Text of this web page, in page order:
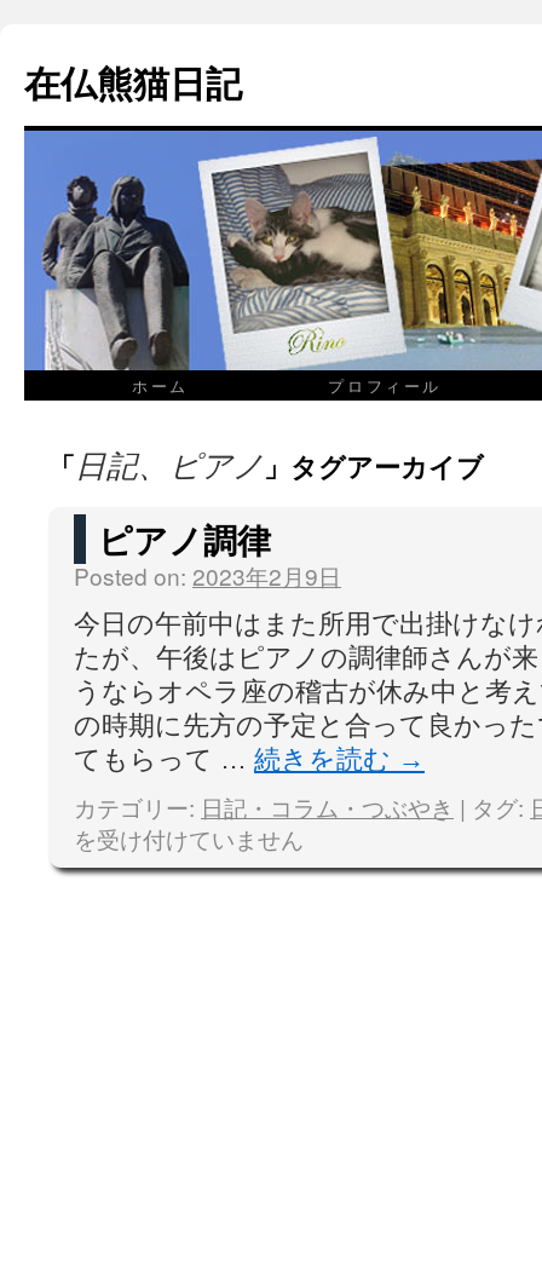
在仏熊猫日記
ホーム プロフィール
「日記、ピアノ 」タグアーカイブ
ピアノ調律
Posted on: 2023年2月9日
今日の午前中はまた所用で出掛けな
たが、午後はピアノの調律師さんが
うならオペラ座の稽古が休み中と考
の時期に先方の予定と合って良かっ
てもらって … 続きを読む →
カテゴリー: 日記・コラム・つぶやき | タグ:
を受け付けていません